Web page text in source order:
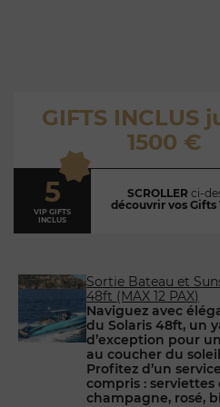
GIFTS INCLUS
1500 €
5
VIP GIFTS
INCLUS
SCROLLERci-
découvrir vos Gifts
Sortie Bateau et
48ft (MAX 12 PAX)
Naviguez avec
du Solaris 48ft, un
d’exception pour
au coucher du soleil
Profitez d’un
compris : serviettes
champagne, rosé,